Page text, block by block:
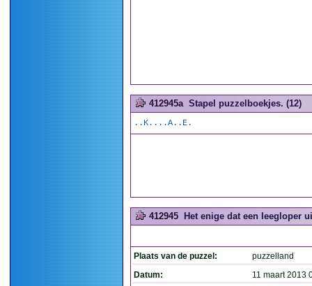
412945a Stapel puzzelboekjes. (12)
..K....A..E.
412945 Het enige dat een leegloper
Plaats van de puzzel:
puzzelland
Datum:
11 maart 2013